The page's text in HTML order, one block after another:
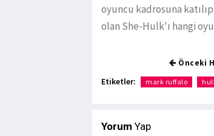
oyuncu kadrosuna
olan She-Hulk'ı hangi
Önceki
Etiketler: mark ruffalo
Yorum Yap